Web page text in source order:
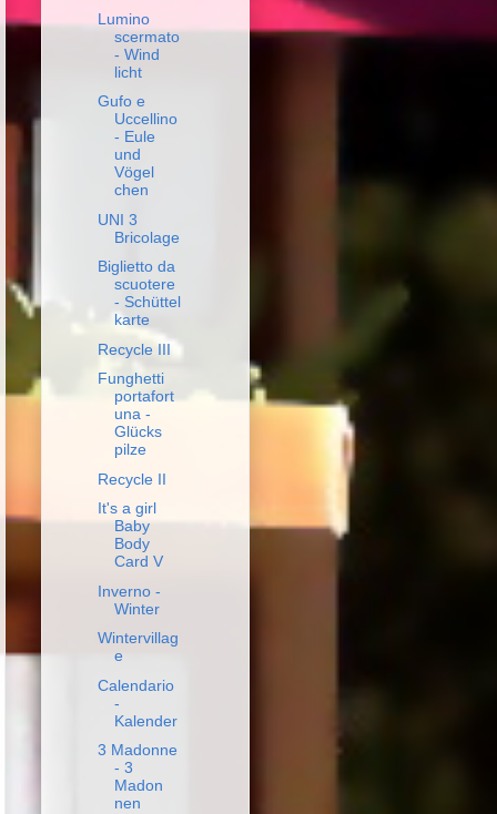
Lumino
scermato
- Wind
licht
Gufo e
Uccellino
- Eule
und
Vögel
chen
UNI 3
Bricolage
Biglietto da
scuotere
- Schüttel
karte
Recycle III
Funghetti
portafort
una -
Glücks
pilze
Recycle II
It's a girl
Baby
Body
Card V
Inverno -
Winter
Wintervillag
e
Calendario
-
Kalender
3 Madonne
- 3
Madon
nen